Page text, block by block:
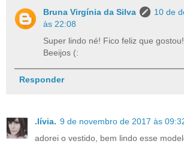
Bruna Virgínia da Silva
10 de
às 22:08
Super lindo né! Fico feliz que gostou!
Beeijos (:
Responder
.lívia. 9 de novembro de 2017 às
adorei o vestido, bem lindo esse